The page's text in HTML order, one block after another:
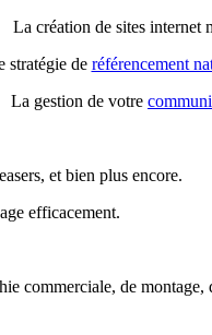
La création de sites internet
stratégie de référencement
La gestion de votre
et bien plus encore.
efficacement.
commerciale, de montage,